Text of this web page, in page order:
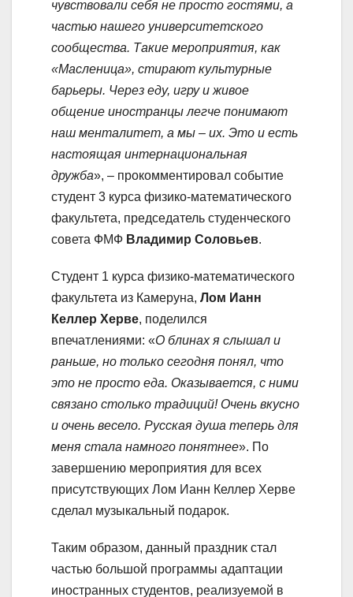
чувствовали себя не просто гостями, а
частью нашего университетского
сообщества. Такие мероприятия, как
«Масленица», стирают культурные
барьеры. Через еду, игру и живое
общение иностранцы легче понимают
наш менталитет, а мы – их. Это и есть
настоящая интернациональная
дружба», – прокомментировал событие
студент 3 курса физико-математического
факультета, председатель студенческого
совета ФМФ Владимир Соловьев.
Студент 1 курса физико-математического
факультета из Камеруна, Лом Ианн
Келлер Херве, поделился
впечатлениями: «О блинах я слышал и
раньше, но только сегодня понял, что
это не просто еда. Оказывается, с ними
связано столько традиций! Очень вкусно
и очень весело. Русская душа теперь для
меня стала намного понятнее». По
завершению мероприятия для всех
присутствующих Лом Ианн Келлер Херве
сделал музыкальный подарок.
Таким образом, данный праздник стал
частью большой программы адаптации
иностранных студентов, реализуемой в